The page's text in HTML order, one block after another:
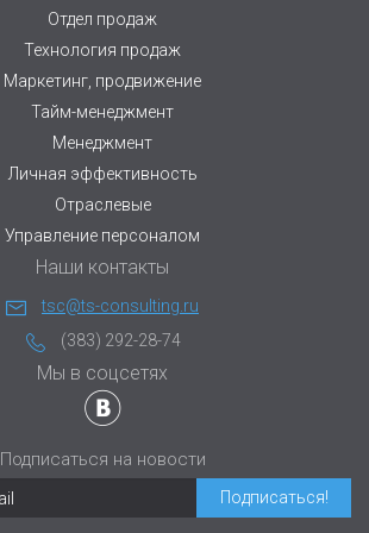
Отдел продаж
Технология продаж
Маркетинг, продвижение
Тайм-менеджмент
Менеджмент
Личная эффективность
Отраслевые
Управление персоналом
Наши контакты
tsc@ts-consulting.ru
(383) 292-28-74
Мы в соцсетях
Подписаться на новости